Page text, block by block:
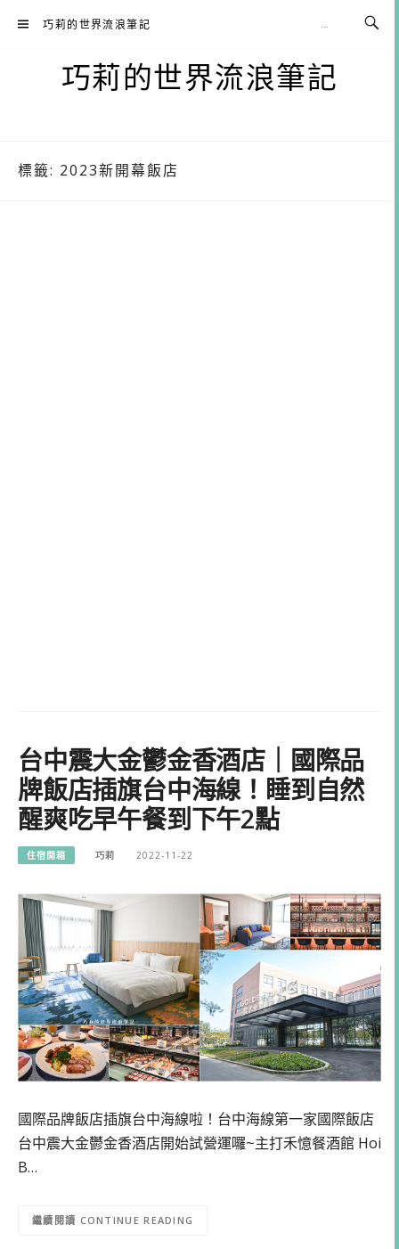
巧莉的世界流浪筆記
巧莉的世界流浪筆記
標籤: 2023新開幕飯店
台中震大金鬱金香酒店｜國際品
牌飯店插旗台中海線！睡到自然
醒爽吃早午餐到下午2點
住宿開箱 巧莉 2022-11-22
國際品牌飯店插旗台中海線啦！台中海線第一家國際飯店
台中震大金鬱金香酒店開始試營運囉~主打禾憶餐酒館 Hoi
B…
CONTINUE READING